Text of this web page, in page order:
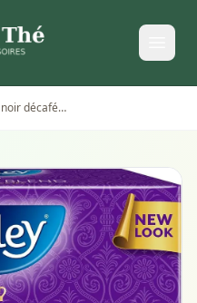
Thé noir décaféiné Tetley British Blend – 40 sachets